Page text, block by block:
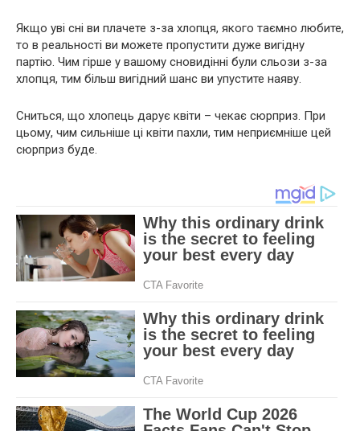
Якщо уві сні ви плачете з-за хлопця, якого таємно любите,
то в реальності ви можете пропустити дуже вигідну
партію. Чим гірше у вашому сновидінні були сльози з-за
хлопця, тим більш вигідний шанс ви упустите наяву.
Сниться, що хлопець дарує квіти – чекає сюрприз. При
цьому, чим сильніше ці квіти пахли, тим неприємніше цей
сюрприз буде.